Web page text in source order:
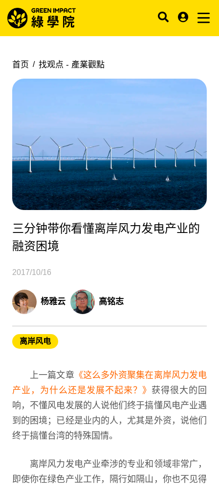
首页 找观点 - 產業觀點
三分钟带你看懂离岸风力发电产业的
融资困境
2017/10/16
杨雅云 高铭志
离岸风电
上一篇文章 《这么多外资聚集在离岸风力发电
产业，为什么还是发展不起来？》 获得很大的回
响，不懂风电发展的人说他们终于搞懂风电产业遇
到的困境；已经是业内的人，尤其是外资，说他们
终于搞懂台湾的特殊国情。
离岸风力发电产业牵涉的专业和领域非常广，
即使你在绿色产业工作，隔行如隔山，你也不见得